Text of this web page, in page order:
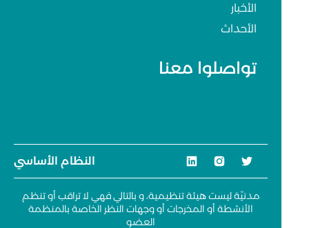
الأخبار
الأحداث
تواصلوا معنا
النظام الأساسي
مدنيّة ليست هيئة تنظيمية، و بالتالي فهي لا تراقب أو تنظم
الأنشطة أو المخرجات أو وجهات النظر الخاصة بالمنظمة
العضو